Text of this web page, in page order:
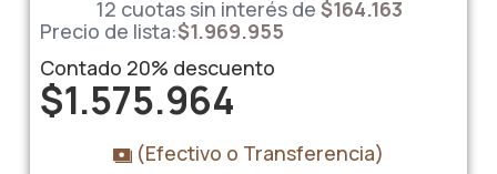
12 cuotas sin interés de $164.163
Precio de lista:$1.969.955
Contado 20% descuento
$1.575.964
(Efectivo o Transferencia)